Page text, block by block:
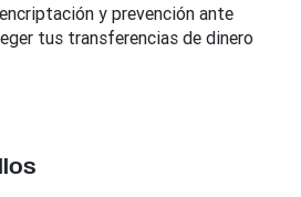
y prevención ante
tus transferencias de dinero